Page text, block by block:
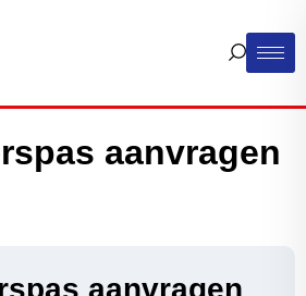
aanvragen
aanvragen